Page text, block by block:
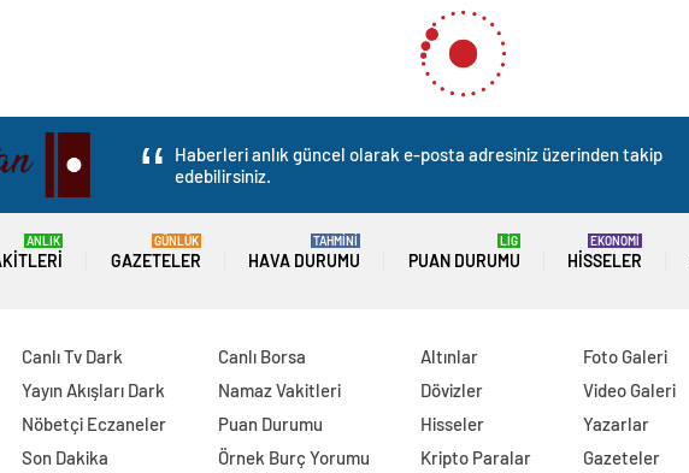
Haberleri anlık güncel olarak e-posta adresiniz üzerinden takip
edebilirsiniz.
ANLIK
GAZETELER
GÜNLÜK
HAVA DURUMU
TAHMİNİ
PUAN DURUMU
LİG
HISSELER
EKONOMİ
Canlı Tv Dark
Yayın Akışları Dark
Nöbetçi Eczaneler
Son Dakika
Canlı Borsa
Namaz Vakitleri
Puan Durumu
Örnek Burç Yorumu
Altınlar
Dövizler
Hisseler
Kripto Paralar
Foto Galeri
Video Galeri
Yazarlar
Gazeteler